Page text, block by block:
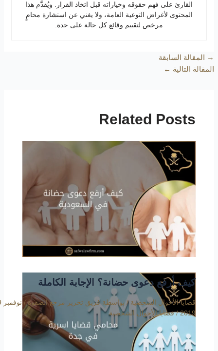
القارئ على فهم حقوقه وخياراته قبل اتخاذ القرار. ويُقدَّم هذا
المحتوى لأغراض التوعية العامة، ولا يغني عن استشارة محامٍ
مرخص لتقييم وقائع كل حالة على حدة.
→ المقالة السابقة
المقالة التالية ←
Related Posts
كيف أرفع دعوى حضانة؟ الإجابة الكاملة
قضايا الأحوال الشخصية / بواسطة فريق تحرير مرجع الصفوة/
2019
/قضايا الأحوال الشخصية